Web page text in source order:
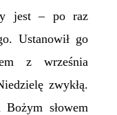
jest – po raz
Ustanowił go
z września
zwykłą.
słowem